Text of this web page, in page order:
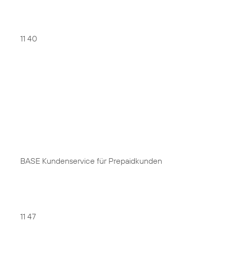
11 40
BASE Kundenservice für Prepaidkunden
11 47